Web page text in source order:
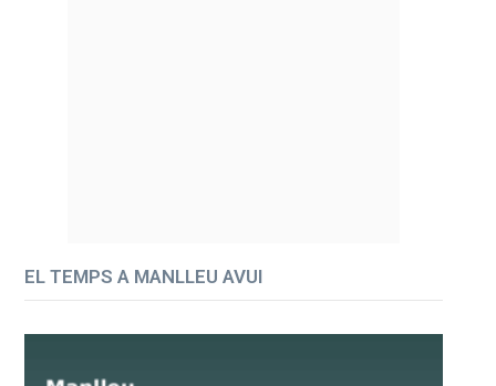
EL TEMPS A MANLLEU AVUI